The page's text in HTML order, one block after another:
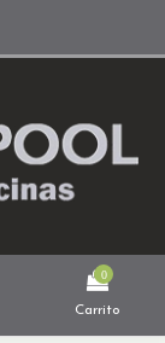
0
Carrito